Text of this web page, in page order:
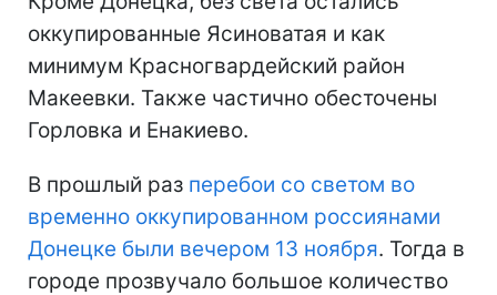
оккупированные Ясиноватая и как
минимум Красногвардейский район
Макеевки. Также частично обесточены
Горловка и Енакиево.
В прошлый раз перебои со светом во
временно оккупированном россиянами
Донецке были вечером 13 ноября. Тогда в
городе прозвучало большое количество